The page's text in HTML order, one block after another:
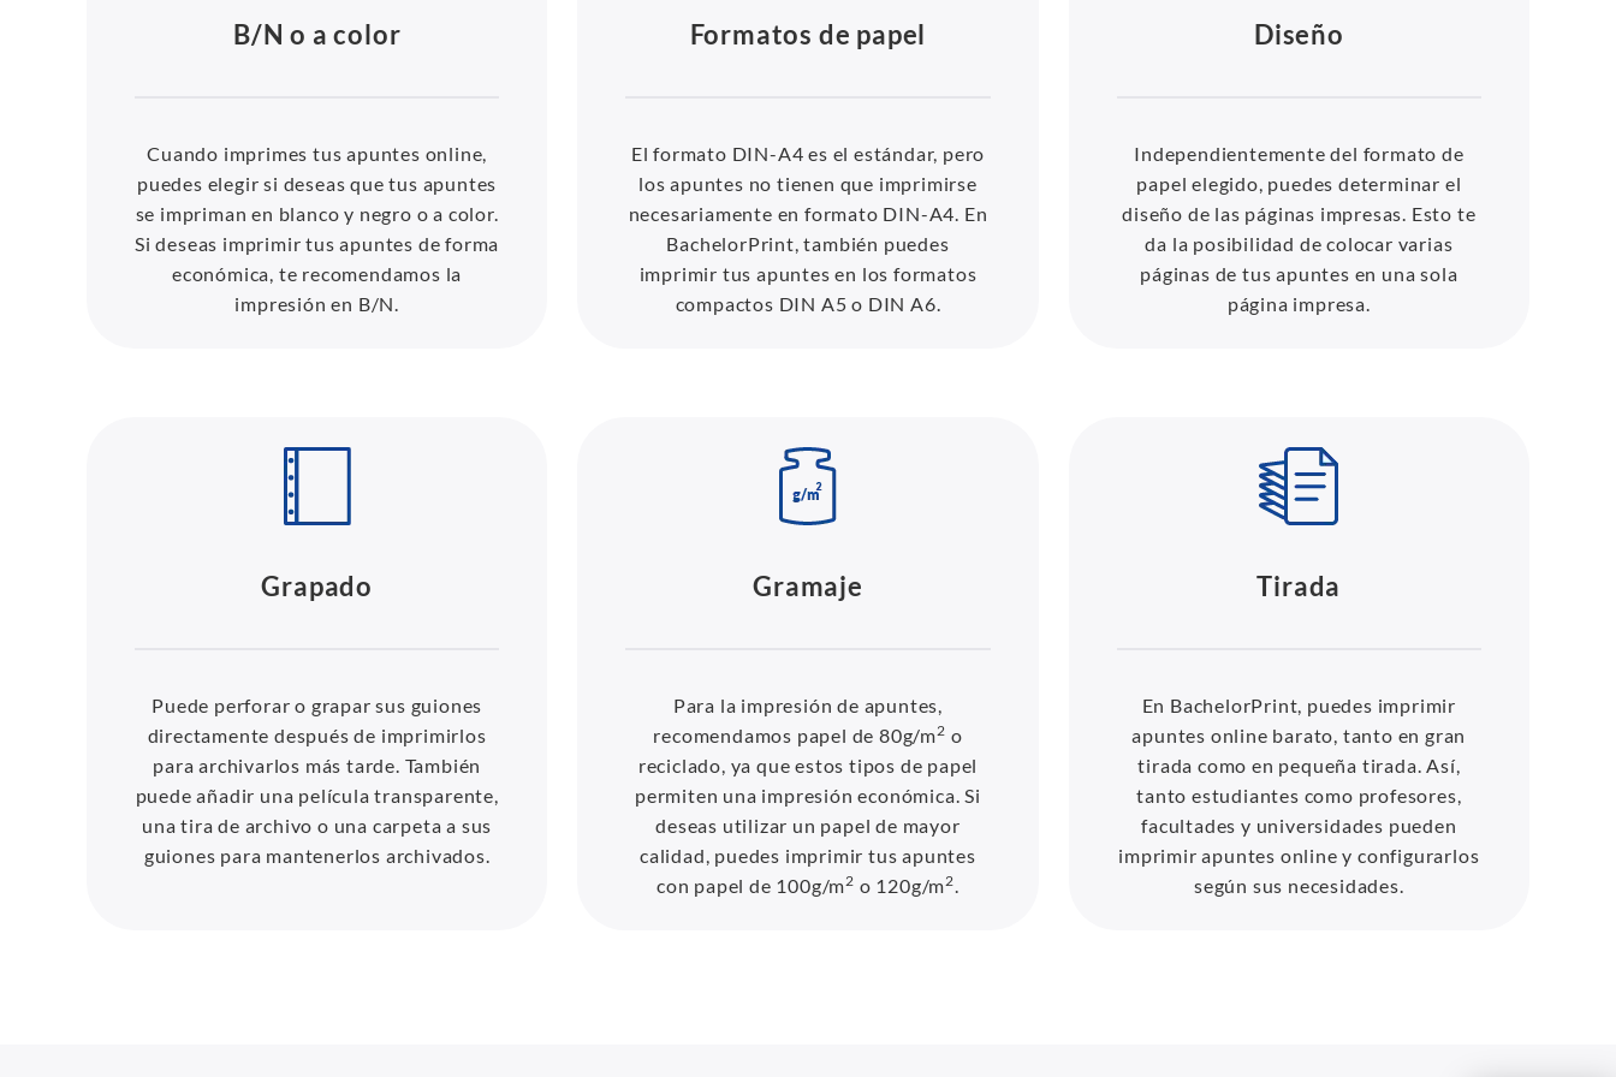
B/N o a color
Cuando imprimes tus apuntes online,
puedes elegir si deseas que tus apuntes
se impriman en blanco y negro o a color.
Si deseas imprimir tus apuntes de forma
económica, te recomendamos la
impresión en B/N.
Formatos de papel
El formato DIN-A4 es el estándar, pero
los apuntes no tienen que imprimirse
necesariamente en formato DIN-A4. En
BachelorPrint, también puedes
imprimir tus apuntes en los formatos
compactos DIN A5 o DIN A6.
Diseño
Independientemente del formato de
papel elegido, puedes determinar el
diseño de las páginas impresas. Esto te
da la posibilidad de colocar varias
páginas de tus apuntes en una sola
página impresa.
Grapado
Puede perforar o grapar sus guiones
directamente después de imprimirlos
para archivarlos más tarde. También
puede añadir una película transparente,
una tira de archivo o una carpeta a sus
guiones para mantenerlos archivados.
Gramaje
Para la impresión de apuntes,
recomendamos papel de 80g/m2 o
reciclado, ya que estos tipos de papel
permiten una impresión económica. Si
deseas utilizar un papel de mayor
calidad, puedes imprimir tus apuntes
con papel de 100g/m2 o 120g/m2.
Tirada
En BachelorPrint, puedes imprimir
apuntes online barato, tanto en gran
tirada como en pequeña tirada. Así,
tanto estudiantes como profesores,
facultades y universidades pueden
imprimir apuntes online y configurarlos
según sus necesidades.